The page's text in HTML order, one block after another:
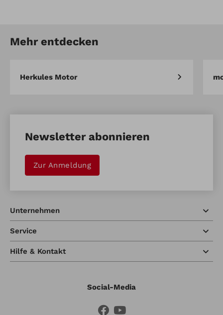
Mehr entdecken
Herkules Motor
Newsletter abonnieren
Zur Anmeldung
Unternehmen
Service
Hilfe & Kontakt
Social-Media